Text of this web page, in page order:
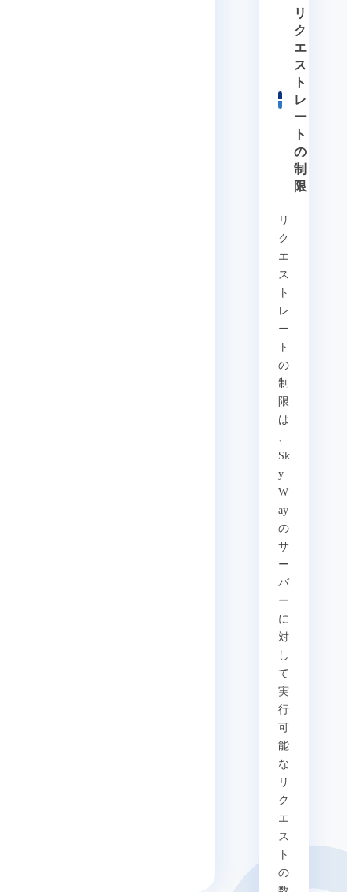
リ
ク
エ
ス
ト
レ
ー
ト
の
制
限
リ
ク
エ
ス
ト
レ
ー
ト
の
制
限
は
、
Sk
y
W
ay
の
サ
ー
バ
ー
に
対
し
て
実
行
可
能
な
リ
ク
エ
ス
ト
の